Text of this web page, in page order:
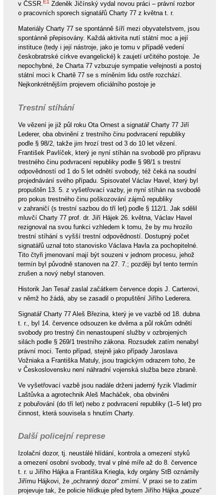
v ČSSR.E1Zdeněk Jičínský vydal novou práci – právní rozbor
o pracovních sporech signatářů Charty 77 z května t. r.
Materiály Charty 77 se spontánně šíří mezi obyvatelstvem, jsou
spontánně přepisovány. Každá aktivita nutí státní moc a její
instituce (tedy i její nástroje, jako je tomu v případě vedení
českobratrské církve evangelické) k zaujetí určitého postoje. Je
nepochybné, že Charta 77 vzbuzuje sympatie veřejnosti a postoj
státní moci k Chartě 77 se s míněním lidu ostře rozchází.
Nejkonkrétnějším projevem oficiálního postoje je
Trestní stíhání
Ve vězení je již půl roku Ota Ornest a signatář Charty 77 Jiří
Lederer, oba obvinění z trestního činu podvracení republiky
podle § 98/2, takže jim hrozí trest od 3 do 10 let vězení.
František Pavlíček, který je nyní stíhán na svobodě pro přípravu
trestného činu podvracení republiky podle § 98/1 s trestní
odpovědností od 1 do 5 let odnětí svobody, též čeká na soudní
projednávání svého případu. Spisovatel Václav Havel, který byl
propuštěn 13. 5. z vyšetřovací vazby, je nyní stíhán na svobodě
pro pokus trestného činu poškozování zájmů republiky
v zahraničí (s trestní sazbou do tří let) podle § 112/1. Jak sdělil
mluvčí Charty 77 prof. dr. Jiří Hájek 26. května, Václav Havel
rezignoval na svou funkci vzhledem k tomu, že by mu hrozilo
trestní stíhání s vyšší trestní odpovědností. Dostupný počet
signatářů uznal toto stanovisko Václava Havla za pochopitelné.
Tito čtyři jmenovaní mají být souzeni v jednom procesu, jehož
termín byl původně stanoven na 27. 7.; později byl tento termín
zrušen a nový nebyl stanoven.
Historik Jan Tesař zaslal začátkem července dopis J. Carterovi,
v němž ho žádá, aby se zasadil o propuštění Jiřího Lederera.
Signatář Charty 77 Aleš Březina, který je ve vazbě od 18. dubna
t. r., byl 14. července odsouzen ke dvěma a půl rokům odnětí
svobody pro trestný čin nenastoupení služby v ozbrojených
silách podle § 269/1 trestního zákona. Rozsudek zatím nenabyl
právní moci. Tento případ, stejně jako případy Jaroslava
Vožniaka a Františka Matuly, jsou tragickým odrazem toho, že
v Československu není náhradní vojenská služba beze zbraně.
Ve vyšetřovací vazbě jsou nadále drženi jaderný fyzik Vladimír
Laštůvka a agrotechnik Aleš Macháček, oba obviněni
z pobuřování (do tří let) nebo z podvracení republiky (1–5 let) pro
činnost, která souvisela s hnutím Charty.
Další policejní represe
Izolační dozor, tj. neustálé hlídání, kontrola a omezení styků
a omezení osobní svobody, trval v plné míře až do 8. července
t. r. u Jiřího Hájka a Františka Kriegla, kdy orgány StB oznámily
Jiřímu Hájkovi, že „ochranný dozor“ zmírní. V praxi se to zatím
projevuje tak, že policie hlídkuje před bytem Jiřího Hájka „pouze“